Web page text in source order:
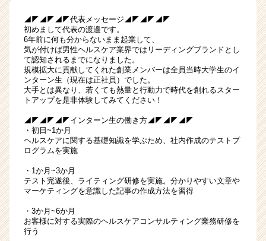
◢◤◢◤◢◤代表メッセージ◢◤◢◤◢◤
初めまして代表の渡邉です。
6年前に何も分からないまま起業して、
気が付けば男性ヘルスケア業界ではリーディングブランドとし
て認知されるまでになりました。
規模拡大に貢献してくれた創業メンバーは全員当時大学生のイ
ンターン生（現在は正社員）でした。
大手とは異なり、若くても熱量と行動力で時代を創れるスター
トアップを是非体験してみてください！
◢◤◢◤◢◤インターン生の働き方◢◤◢◤◢◤
・初日~1か月
ヘルスケアに関する基礎知識を学ぶため、社内作成のテストプ
ログラムを実施
・1か月~3か月
テスト完遂後、ライティング研修を実施。分かりやすい文章や
マーケティングを意識した記事の作成方法を習得
・3か月~6か月
お客様に対する実際のヘルスケアコンサルティング業務研修を
行う